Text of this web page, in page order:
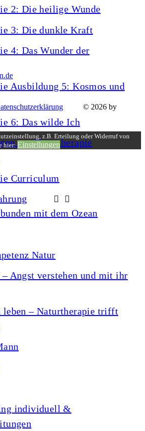
2: Die heilige Wunde
3: Die dunkle Kraft
4: Das Wunder der
Ausbildung 5: Kosmos und
6: Das wilde Ich
zur Naturtherapie
Curriculum
mit dem Ozean
Natur
– Angst verstehen und mit ihr
leben – Naturtherapie trifft
individuell &
© 2026 by
z.B. Erteilung oder Widerruf von
hier:Einstellungen